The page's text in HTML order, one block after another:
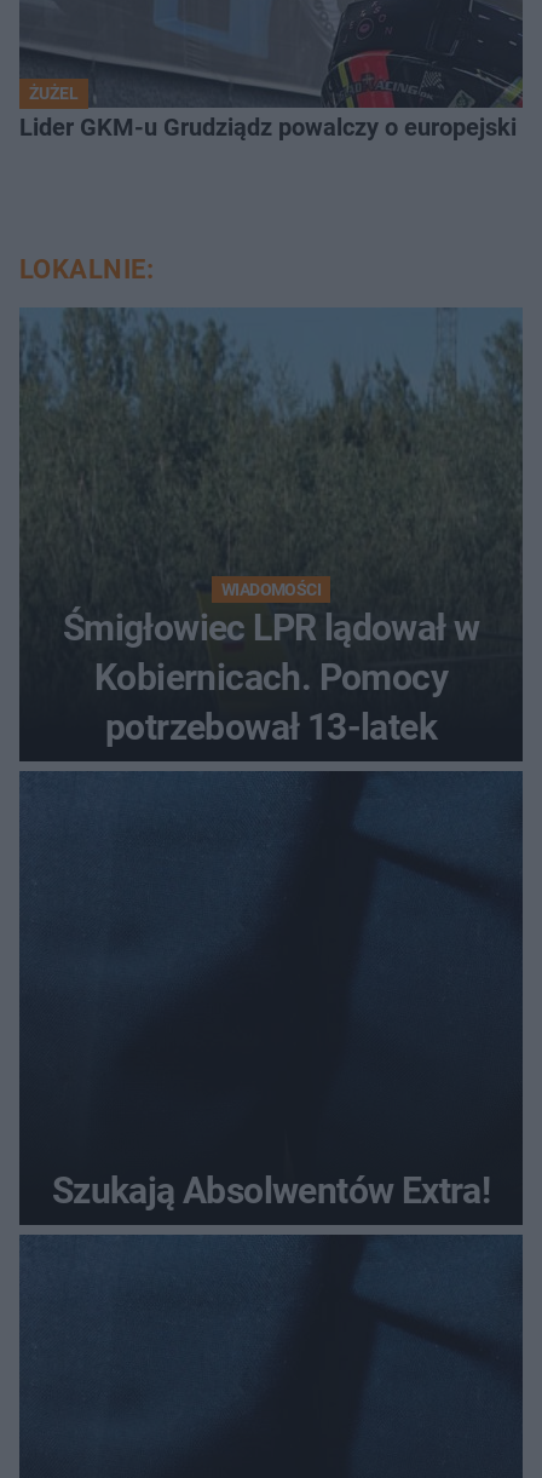
ŻUŻEL
Lider GKM-u Grudziądz powalczy o europejski
LOKALNIE:
WIADOMOŚCI
Śmigłowiec LPR lądował w
Kobiernicach. Pomocy
potrzebował 13-latek
Szukają Absolwentów Extra!